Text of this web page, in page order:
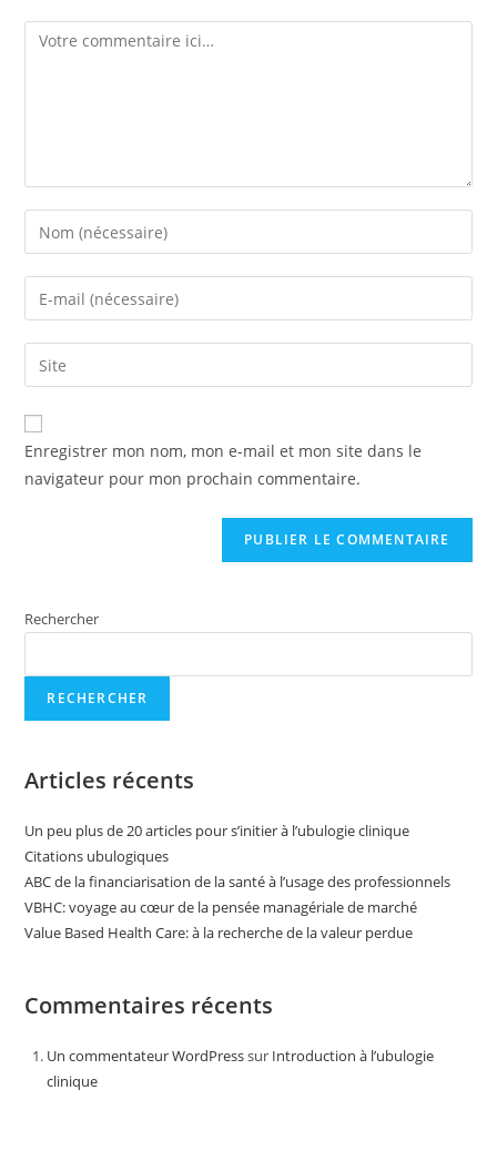
Enregistrer mon nom, mon e-mail et mon site dans le
navigateur pour mon prochain commentaire.
Rechercher
RECHERCHER
Articles récents
Un peu plus de 20 articles pour s’initier à l’ubulogie clinique
Citations ubulogiques
ABC de la financiarisation de la santé à l’usage des professionnels
VBHC: voyage au cœur de la pensée managériale de marché
Value Based Health Care: à la recherche de la valeur perdue
Commentaires récents
Un commentateur WordPresssur Introduction à l’ubulogie
clinique